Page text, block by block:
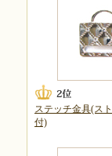
ステッチ金具(ス
付)